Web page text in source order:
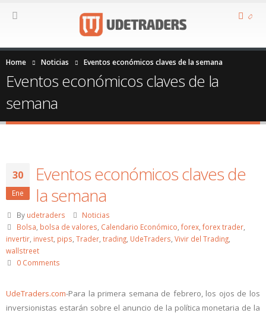
Home Noticias Eventos económicos claves de la semana
Eventos económicos claves de la
semana
30
Ene
Eventos económicos claves de
la semana
By udetraders
Noticias
Bolsa bolsa de valores Calendario Económico forex, forex trader,
invertir invest pips Trader trading UdeTraders Vivir del Trading
wallstreet
0 Comments
UdeTraders.com-Para la primera semana de febrero, los ojos de los
inversionistas estarán sobre el anuncio de la política monetaria de la